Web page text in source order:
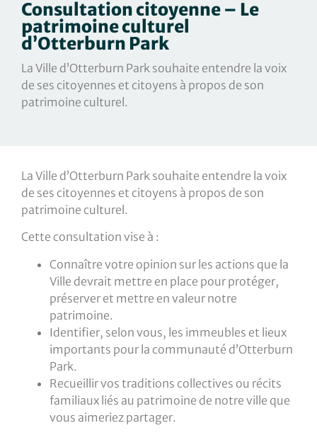
Consultation citoyenne – Le
patrimoine culturel
d’Otterburn Park
La Ville d’Otterburn Park souhaite entendre la voix
de ses citoyennes et citoyens à propos de son
patrimoine culturel.
La Ville d’Otterburn Park souhaite entendre la voix
de ses citoyennes et citoyens à propos de son
patrimoine culturel.
Cette consultation vise à :
Connaître votre opinion sur les actions que la
Ville devrait mettre en place pour protéger,
préserver et mettre en valeur notre
patrimoine.
Identifier, selon vous, les immeubles et lieux
importants pour la communauté d’Otterburn
Park.
Recueillir vos traditions collectives ou récits
familiaux liés au patrimoine de notre ville que
vous aimeriez partager.